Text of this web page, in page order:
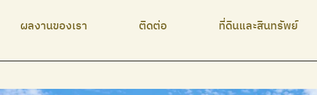
ผลงานของเรา ติดต่อ ที่ดินและสินทรัพย์